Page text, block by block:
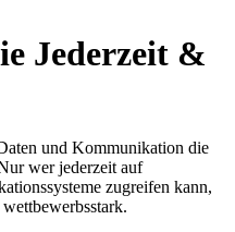
Jederzeit &
und Kommunikation die
wer jederzeit auf
zugreifen kann,